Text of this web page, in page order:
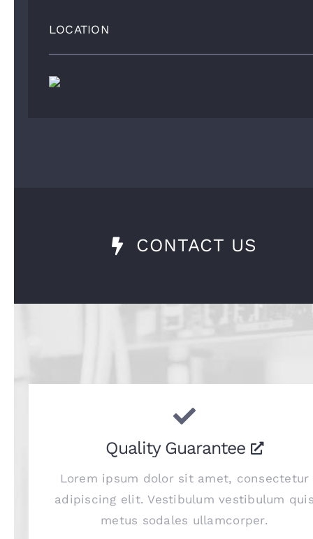
LOCATION
CONTACT US
Quality Guarantee
Lorem ipsum dolor sit amet, consectetur
adipiscing elit. Vestibulum vestibulum
metus sodales ullamcorper.